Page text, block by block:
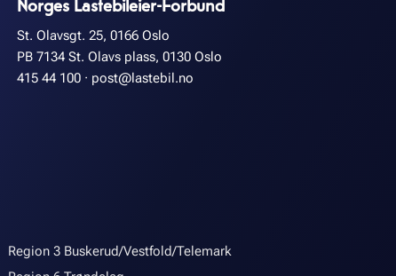
St. Olavsgt. 25, 0166 Oslo
PB 7134 St. Olavs plass, 0130 Oslo
415 44 100 · post@lastebil.no
Region 3 Buskerud/Vestfold/Telemark